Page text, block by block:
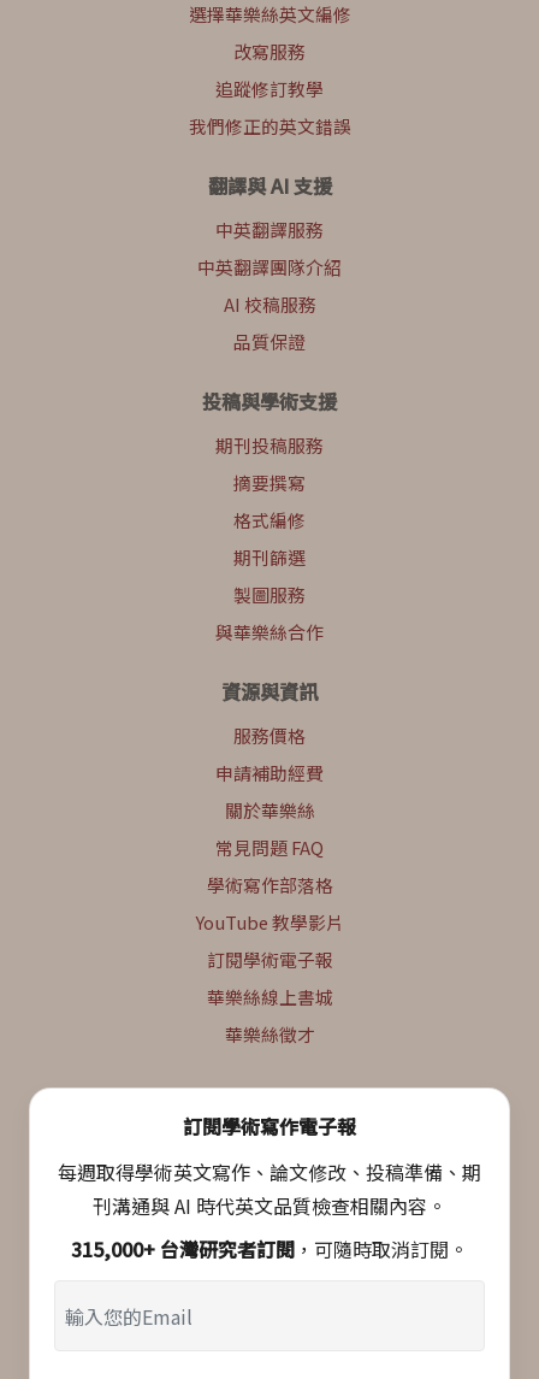
選擇華樂絲英文編修
改寫服務
追蹤修訂教學
我們修正的英文錯誤
翻譯與 AI 支援
中英翻譯服務
中英翻譯團隊介紹
AI 校稿服務
品質保證
投稿與學術支援
期刊投稿服務
摘要撰寫
格式編修
期刊篩選
製圖服務
與華樂絲合作
資源與資訊
服務價格
申請補助經費
關於華樂絲
常見問題 FAQ
學術寫作部落格
YouTube 教學影片
訂閱學術電子報
華樂絲線上書城
華樂絲徵才
訂閱學術寫作電子報
每週取得學術英文寫作、論文修改、投稿準備、期
刊溝通與 AI 時代英文品質檢查相關內容。
315,000+ 台灣研究者訂閱 ，可隨時取消訂閱。